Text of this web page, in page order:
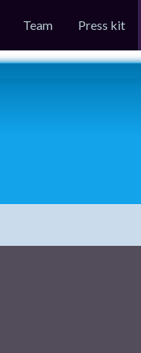
Team Press kit